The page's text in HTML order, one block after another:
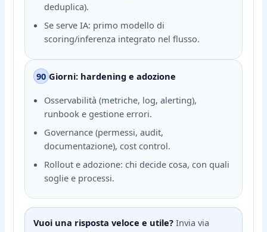
deduplica).
Se serve IA: primo modello di
scoring/inferenza integrato nel flusso.
90 Giorni: hardening e adozione
Osservabilità (metriche, log, alerting),
runbook e gestione errori.
Governance (permessi, audit,
documentazione), cost control.
Rollout e adozione: chi decide cosa, con quali
soglie e processi.
Vuoi una risposta veloce e utile? Invia via